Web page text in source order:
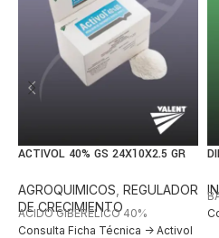
ACTIVOL 40% GS 24X10X2.5 GR
AGROQUIMICOS REGULADOR
DE CRECIMIENTO
ACIDO GIBERELICO 40%
Consulta Ficha Técnica -> Activol